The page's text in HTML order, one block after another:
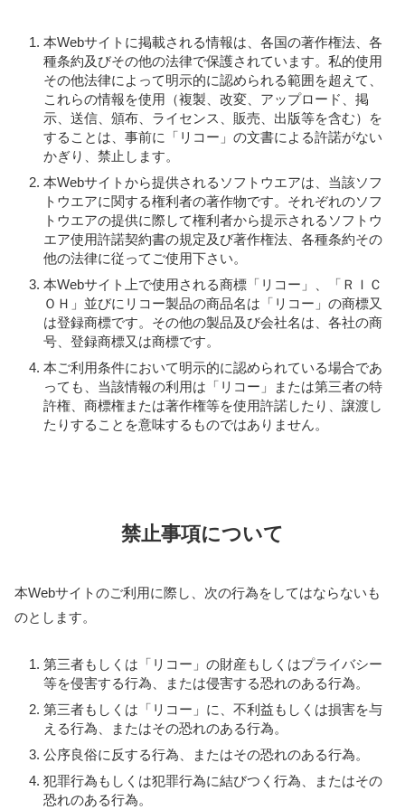
本Webサイトに掲載される情報は、各国の著作権法、各
種条約及びその他の法律で保護されています。私的使用
その他法律によって明示的に認められる範囲を超えて、
これらの情報を使用（複製、改変、アップロード、掲
示、送信、頒布、ライセンス、販売、出版等を含む）を
することは、事前に「リコー」の文書による許諾がない
かぎり、禁止します。
本Webサイトから提供されるソフトウエアは、当該ソフ
トウエアに関する権利者の著作物です。それぞれのソフ
トウエアの提供に際して権利者から提示されるソフトウ
エア使用許諾契約書の規定及び著作権法、各種条約その
他の法律に従ってご使用下さい。
本Webサイト上で使用される商標「リコー」、「ＲＩＣ
ＯＨ」並びにリコー製品の商品名は「リコー」の商標又
は登録商標です。その他の製品及び会社名は、各社の商
号、登録商標又は商標です。
本ご利用条件において明示的に認められている場合であ
っても、当該情報の利用は「リコー」または第三者の特
許権、商標権または著作権等を使用許諾したり、譲渡し
たりすることを意味するものではありません。
禁止事項について
本Webサイトのご利用に際し、次の行為をしてはならないも
のとします。
第三者もしくは「リコー」の財産もしくはプライバシー
等を侵害する行為、または侵害する恐れのある行為。
第三者もしくは「リコー」に、不利益もしくは損害を与
える行為、またはその恐れのある行為。
公序良俗に反する行為、またはその恐れのある行為。
犯罪行為もしくは犯罪行為に結びつく行為、またはその
恐れのある行為。